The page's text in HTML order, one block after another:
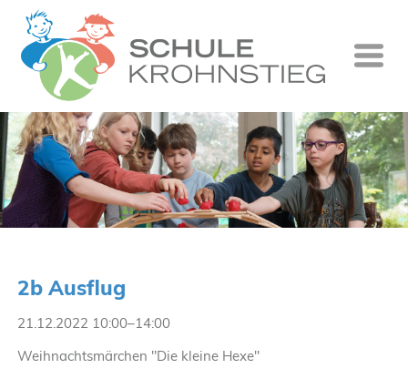
2b Ausflug
21.12.2022 10:00–14:00
Weihnachtsmärchen "Die kleine Hexe"
Startseite
Wer wir
Was wir
Ganztag